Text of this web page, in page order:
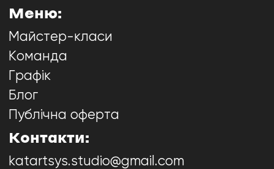
Меню:
Майстер-класи
Команда
Графік
Блог
Публічна оферта
Контакти:
katartsys.studio@gmail.com